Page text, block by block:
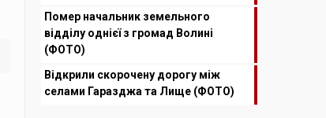
Помер начальник земельного
відділу однієї з громад Волині
(ФОТО)
Відкрили скорочену дорогу між
селами Гаразджа та Лище (ФОТО)